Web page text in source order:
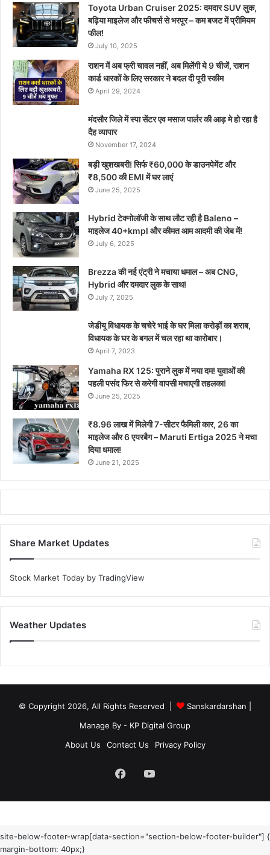
Toyota Urban Cruiser 2025: दमदार SUV लुक,
बढ़िया माइलेज और फीचर्स से भरपूर – कम बजट में प्रीमियम
फील!
July 10, 2025
राशन में अब फ्री चावल नहीं, अब मिलेंगी ये 9 चीजें, राशन
कार्ड धारकों के लिए सरकार ने बदल दी पूरी स्कीम
April 29, 2024
मंदसौर जिले में स्पा सेंटर एव मसाज पार्लर की आड़ मे हो रहा है
दैह व्यापार
November 17, 2024
बड़ी खुशखबरी! सिर्फ ₹60,000 के डाउनपेमेंट और
₹8,500 की EMI में घर लाएं
June 25, 2025
Hybrid टेक्नोलॉजी के साथ लौट रही है Baleno –
माइलेज 40+kmpl और कीमत आम आदमी की जेब में!
July 6, 2025
Brezza की नई एंट्री ने मचाया धमाल – अब CNG,
Hybrid और दमदार लुक के साथ!
July 7, 2025
जेडीयू विधायक के चचेरे भाई के घर मिला करोड़ों का शराब,
विधायक के घर के बगल में चल रहा था कारोबार।
April 7, 2023
Yamaha RX 125: पुराने लुक में नया दम! युवाओं की
पहली पसंद फिर से करेगी वापसी मचाएगी तहलका!
June 25, 2025
₹8.96 लाख में मिलेगी 7-सीटर फैमिली कार, 26 का
माइलेज और 6 एयरबैग – Maruti Ertiga 2025 ने मचा
दिया धमाल!
June 21, 2025
Share Market Updates
Stock Market Today by TradingView
Weather Updates
© Copyright 2026, All Rights Reserved | Sanskardarshan
Manage By - KP Digital Group
About Us
Contact Us Privacy Policy
FacebookYouTube
site-below-footer-wrap[data-section="section-below-footer-builder"] {
margin-bottom: 40px;}